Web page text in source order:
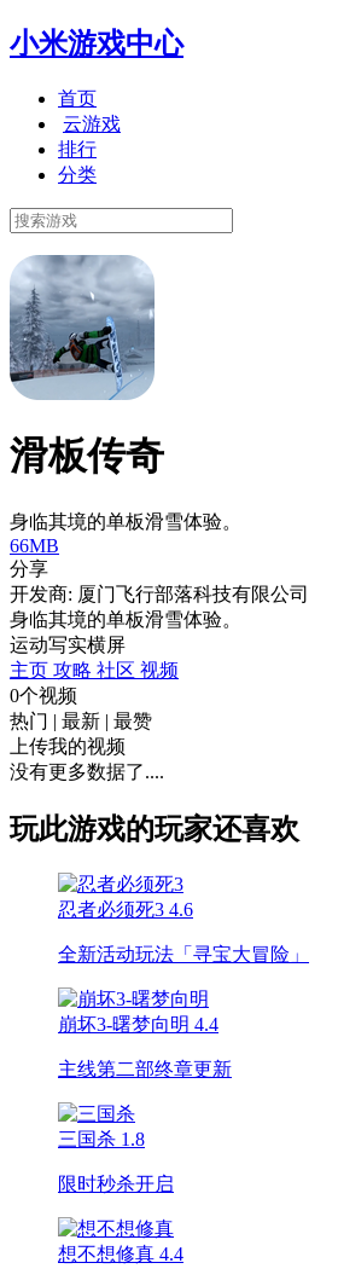
小米游戏中心
首页
云游戏
排行
分类
滑板传奇
身临其境的单板滑雪体验。
66MB
分享
开发商: 厦门飞行部落科技有限公司
身临其境的单板滑雪体验。
运动写实横屏
主页 攻略 社区 视频
0个视频
热门 | 最新 | 最赞
上传我的视频
没有更多数据了....
玩此游戏的玩家还喜欢
忍者必须死3 4.6
全新活动玩法「寻宝大冒险」
崩坏3-曙梦向明 4.4
主线第二部终章更新
三国杀 1.8
限时秒杀开启
想不想修真 4.4